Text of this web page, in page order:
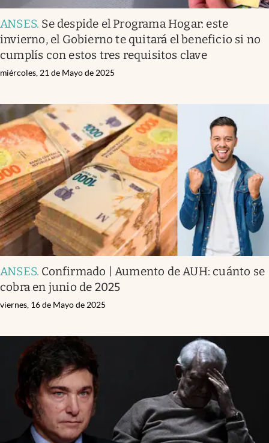
ANSES. Se despide el Programa Hogar: este
invierno, el Gobierno te quitará el beneficio si no
cumplís con estos tres requisitos clave
miércoles, 21 de Mayo de 2025
ANSES. Confirmado | Aumento de AUH: cuánto se
cobra en junio de 2025
viernes, 16 de Mayo de 2025